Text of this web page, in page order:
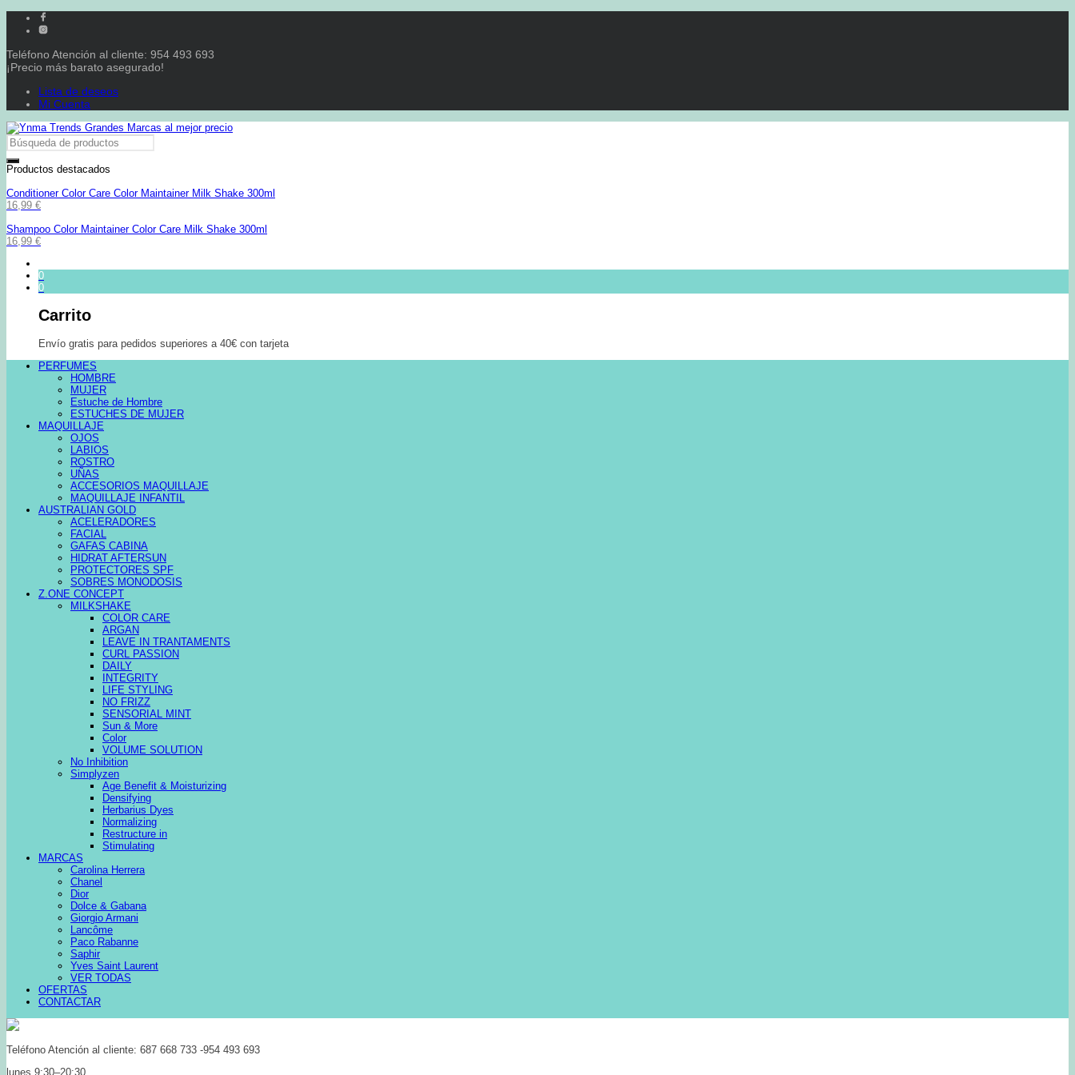
Teléfono Atención al cliente: 954 493 693
¡Precio más barato asegurado!
Lista de deseos
Mi Cuenta
Productos destacados
Conditioner Color Care Color Maintainer Milk Shake 300ml
16,99 €
Shampoo Color Maintainer Color Care Milk Shake 300ml
16,99 €
0
0
Carrito
Envío gratis para pedidos superiores a 40€ con tarjeta
PERFUMES
HOMBRE
MUJER
Estuche de Hombre
ESTUCHES DE MUJER
MAQUILLAJE
OJOS
LABIOS
ROSTRO
UÑAS
ACCESORIOS MAQUILLAJE
MAQUILLAJE INFANTIL
AUSTRALIAN GOLD
ACELERADORES
FACIAL
GAFAS CABINA
HIDRAT AFTERSUN
PROTECTORES SPF
SOBRES MONODOSIS
Z.ONE CONCEPT
MILKSHAKE
COLOR CARE
ARGAN
LEAVE IN TRANTAMENTS
CURL PASSION
DAILY
INTEGRITY
LIFE STYLING
NO FRIZZ
SENSORIAL MINT
Sun & More
Color
VOLUME SOLUTION
No Inhibition
Simplyzen
Age Benefit & Moisturizing
Densifying
Herbarius Dyes
Normalizing
Restructure in
Stimulating
MARCAS
Carolina Herrera
Chanel
Dior
Dolce & Gabana
Giorgio Armani
Lancôme
Paco Rabanne
Saphir
Yves Saint Laurent
VER TODAS
OFERTAS
CONTACTAR
Teléfono Atención al cliente: 687 668 733 -954 493 693
lunes 9:30–20:30